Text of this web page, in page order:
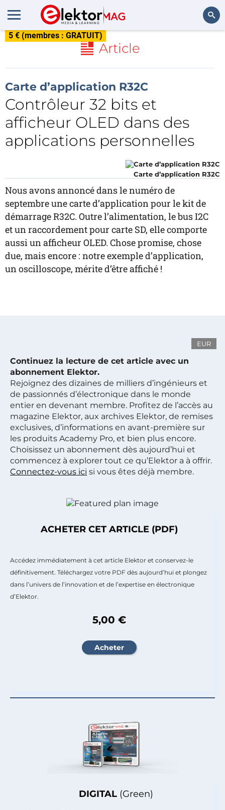
5 € (membres : GRATUIT)
Article
Carte d’application R32C
Contrôleur 32 bits et
afficheur OLED dans des
applications personnelles
Carte d’application R32C
Nous avons annoncé dans le numéro de
septembre une carte d’application pour le kit de
démarrage R32C. Outre l’alimentation, le bus I2C
et un raccordement pour carte SD, elle comporte
aussi un afficheur OLED. Chose promise, chose
due, mais encore : notre exemple d’application,
un oscilloscope, mérite d’être affiché !
EUR
Continuez la lecture de cet article avec un
abonnement Elektor.
Rejoignez des dizaines de milliers d’ingénieurs et
de passionnés d’électronique dans le monde
entier en devenant membre. Profitez de l’accès au
magazine Elektor, aux archives Elektor, de remises
exclusives, d’informations en avant-première sur
les produits Academy Pro, et bien plus encore.
Choisissez un abonnement dès aujourd’hui et
commencez à explorer tout ce qu’Elektor a à offrir.
Connectez-vous ici si vous êtes déjà membre.
DIGITAL (Green)
ACHETER CET ARTICLE (PDF)
Accédez immédiatement à cet article Elektor et conservez-le
définitivement. Téléchargez votre PDF dès aujourd’hui et plongez
dans l’univers de l’innovation et de l’expertise en électronique
d’Elektor.
5,00 €